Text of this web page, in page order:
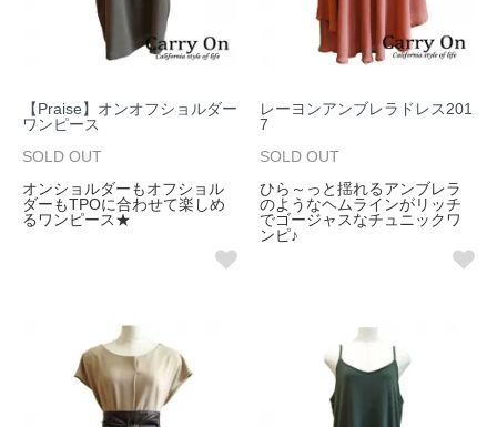
【Praise】オンオフショルダー
ワンピース
SOLD OUT
オンショルダーもオフショル
ダーもTPOに合わせて楽しめ
るワンピース★
レーヨンアンブレラドレス201
7
SOLD OUT
ひら～っと揺れるアンブレラ
のようなヘムラインがリッチ
でゴージャスなチュニックワ
ンピ♪